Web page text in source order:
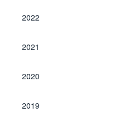
2022
2022
2021
2021
2020
2020
2019
2019